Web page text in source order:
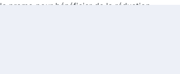
promo pour bénéficier de la réduction.